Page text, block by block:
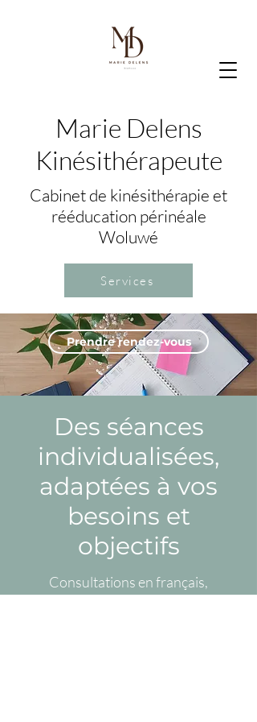
Marie Delens
Kinésithérapeute
Cabinet de kinésithérapie et
rééducation périnéale
Woluwé
Services
Prendre rendez-vous
Des séances
individualisées,
adaptées à vos
besoins et
objectifs
Consultations en français,